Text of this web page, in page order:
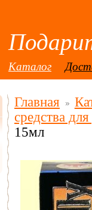
Каталог
Главная
средства
15мл